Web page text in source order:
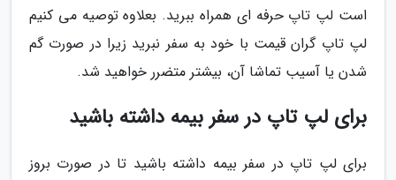
است لپ تاپ حرفه ای همراه ببرید. بعلاوه توصیه می کنیم
لپ تاپ گران قیمت با خود به سفر نبرید زیرا در صورت گم
شدن یا آسیب تماشا آن، بیشتر متضرر خواهید شد.
برای لپ تاپ در سفر بیمه داشته باشید
برای لپ تاپ در سفر بیمه داشته باشید تا در صورت بروز